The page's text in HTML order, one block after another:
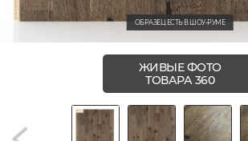
ОБРАЗЕЦ ЕСТЬ В ШОУ-РУМЕ
ЖИВЫЕ ФОТО
ТОВАРА 360